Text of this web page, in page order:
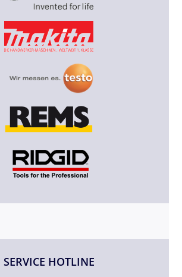
SERVICE HOTLINE